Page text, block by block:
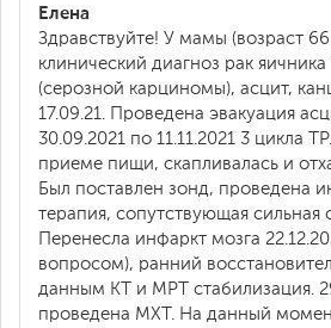
Елена
Здравствуйте! У мамы (возраст 66
клинический диагноз рак
(серозной карциномы), асцит,
17.09.21. Проведена эвакуация
30.09.2021 по 11.11.2021 3 цикла
приеме пищи, скапливалась и
Был поставлен зонд, проведена
терапия, сопутствующая сильная
Перенесла инфаркт мозга
вопросом), ранний
данным КТ и МРТ стабилизация.
проведена МХТ. На данный